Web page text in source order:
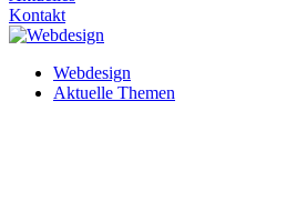
Kontakt
Webdesign
Aktuelle Themen